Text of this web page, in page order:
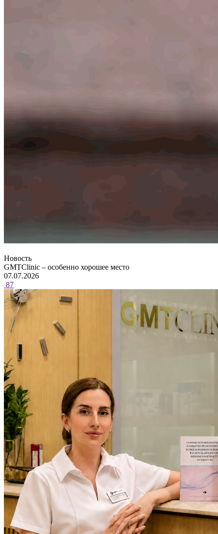
Новость
GMTClinic – особенно хорошее место
07.07.2026
87